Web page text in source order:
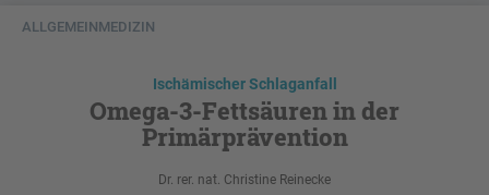
ALLGEMEINMEDIZIN
Ischämischer Schlaganfall
Omega-3-Fettsäuren in der
Primärprävention
Dr. rer. nat. Christine Reinecke